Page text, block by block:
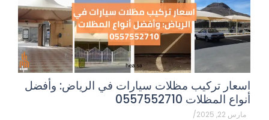
اسعار تركيب مظلات سيارات في الرياض: وأفضل
أنواع المظلات 0557552710
مارس 22, 2025 /